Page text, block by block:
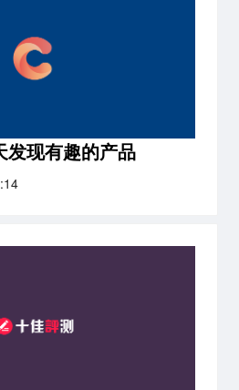
发现有趣的产品